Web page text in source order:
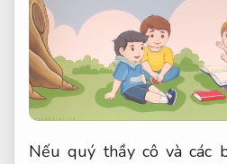
Nếu quý thầy cô và các